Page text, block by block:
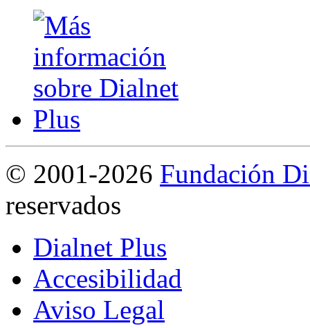
© 2001-2026 Fundación
reservados
Dialnet Plus
Accesibilidad
Aviso Legal